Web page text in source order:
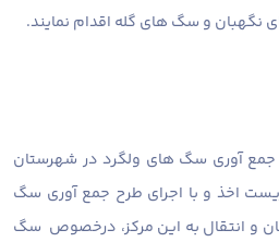
و سگ های گله اقدام نمایند.
آوری سگ های ولگرد در شهرستان
اخذ و با اجرای طرح جمع آوری سگ
و انتقال به این مرکز، درخصوص سگ